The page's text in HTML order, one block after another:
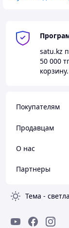
satu.kz
50 000 тг
корзину.
Покупателям
Продавцам
О нас
Партнеры
Тема -